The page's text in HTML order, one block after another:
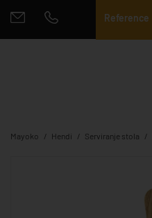
Reference
Mayoko Hendi Serviranje stola